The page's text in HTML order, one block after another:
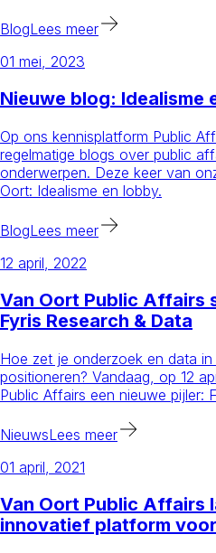
BlogLees meer
01 mei, 2023
Nieuwe blog: Idealisme
Op ons kennisplatform Public
regelmatige blogs over public
onderwerpen. Deze keer van
Oort: Idealisme en lobby.
BlogLees meer
12 april, 2022
Van Oort Public Affairs
Fyris Research & Data
Hoe zet je onderzoek en data
positioneren? Vandaag, op 12
Public Affairs een nieuwe pijler:
NieuwsLees meer
01 april, 2021
Van Oort Public Affairs
innovatief platform